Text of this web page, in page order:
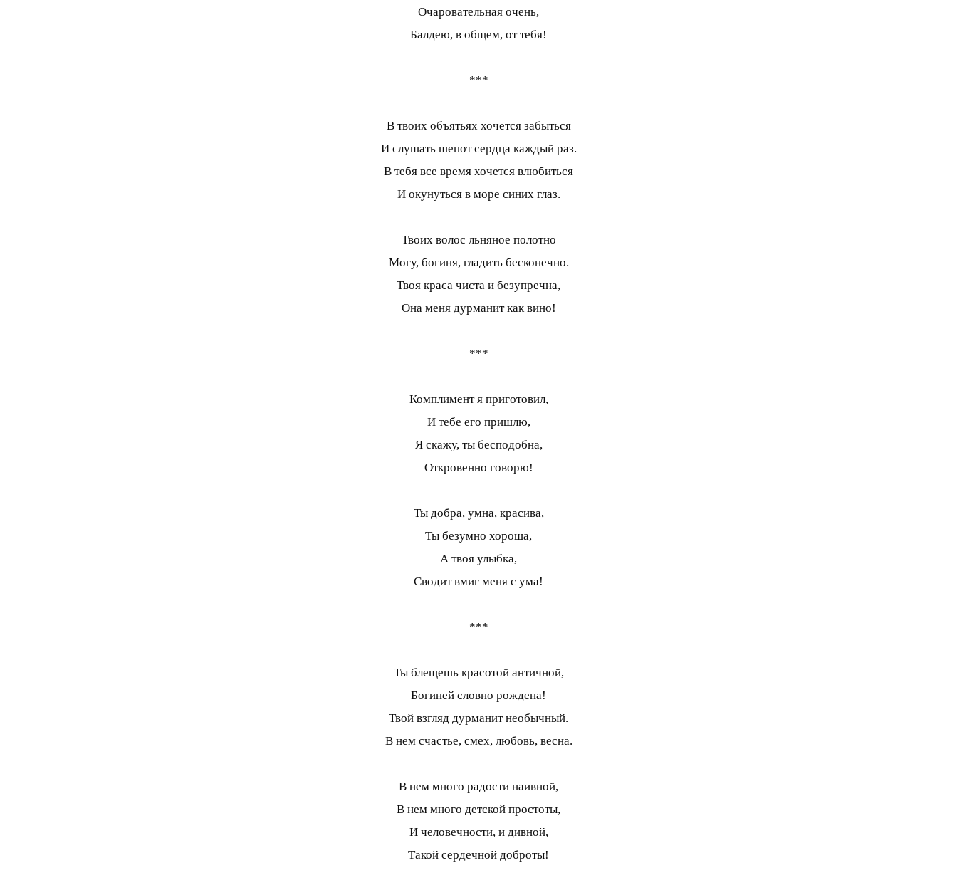
Очаровательная очень,
Балдею, в общем, от тебя!
***
В твоих объятьях хочется забыться
И слушать шепот сердца каждый раз.
В тебя все время хочется влюбиться
И окунуться в море синих глаз.
Твоих волос льняное полотно
Могу, богиня, гладить бесконечно.
Твоя краса чиста и безупречна,
Она меня дурманит как вино!
***
Комплимент я приготовил,
И тебе его пришлю,
Я скажу, ты бесподобна,
Откровенно говорю!
Ты добра, умна, красива,
Ты безумно хороша,
А твоя улыбка,
Сводит вмиг меня с ума!
***
Ты блещешь красотой античной,
Богиней словно рождена!
Твой взгляд дурманит необычный.
В нем счастье, смех, любовь, весна.
В нем много радости наивной,
В нем много детской простоты,
И человечности, и дивной,
Такой сердечной доброты!